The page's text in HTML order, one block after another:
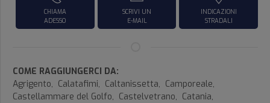
CHIAMA
ADESSO
SCRIVI UN
E-MAIL
INDICAZIONI
STRADALI
COME RAGGIUNGERCI DA:
Agrigento, Calatafimi, Caltanissetta, Camporeale,
Castellammare del Golfo, Castelvetrano, Catania,